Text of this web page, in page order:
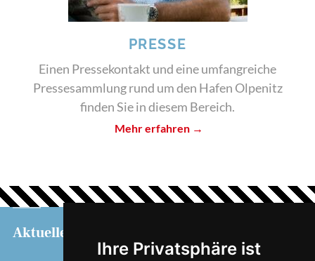
Ihre Privatsphäre ist
PRESSE
Einen Pressekontakt und eine umfangreiche
Pressesammlung rund um den Hafen Olpenitz
finden Sie in diesem Bereich.
Mehr erfahren →
Aktuelles
Touristeninformation